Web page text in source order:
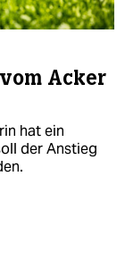
Acker
hat ein
der Anstieg